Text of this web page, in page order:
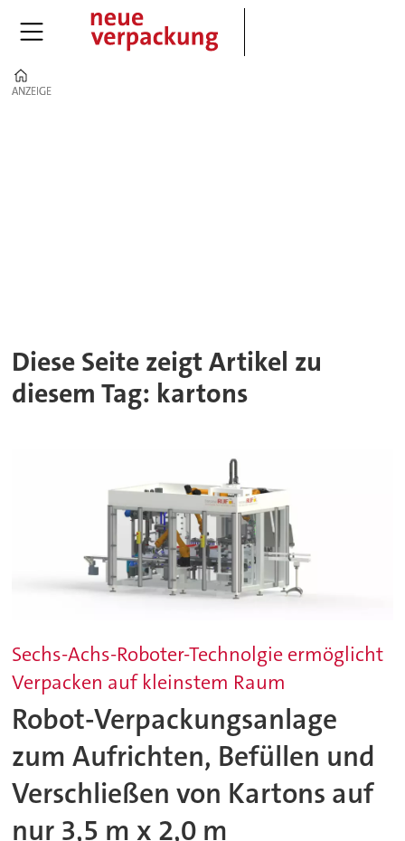
ANZEIGE
ANZEIGE
Diese Seite zeigt Artikel zu
diesem Tag: kartons
Sechs-Achs-Roboter-Technolgie ermöglicht
Verpacken auf kleinstem Raum
Robot-Verpackungsanlage
zum Aufrichten, Befüllen und
Verschließen von Kartons auf
nur 3,5 m x 2,0 m